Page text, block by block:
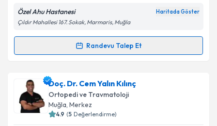
Özel Ahu Hastanesi Haritada Göster
Çıldır Mahallesi 167. Sokak, Marmaris, Muğla
Randevu Talep Et
Randevu Takvimi Talebi
Op. Dr. Canberk Mirzaiçin randevu takvimi talebi
oluşturun. Size bu uzmandan randevu almanız için bir
takvim hazırlandığında e-posta ile bilgilendireceğiz.
Doç. Dr. Cem Yalın Kılınç
Ortopedi ve Travmatoloji
Muğla, Merkez
4.9 (5 Değerlendirme)